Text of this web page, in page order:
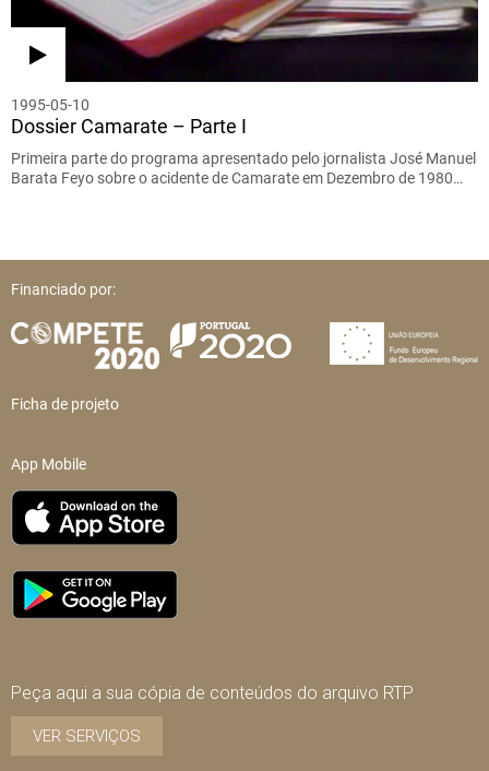
1995-05-10
Dossier Camarate – Parte I
Primeira parte do programa apresentado pelo jornalista José Manuel
Barata Feyo sobre o acidente de Camarate em Dezembro de 1980…
Financiado por:
Ficha de projeto
App Mobile
Peça aqui a sua cópia de conteúdos do arquivo RTP
VER SERVIÇOS